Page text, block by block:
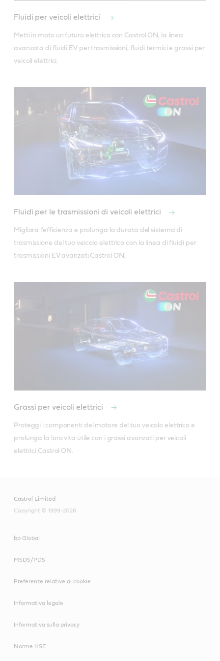
Il fluido termico per veicoli elettrici Castrol ON
con proprietà avanzate è stato sviluppato per
permettere una miglior gestione termica della
batteria dei veicoli elettrici. Le sue proprietà
Viscosità più bassa rispetto ai fluidi dielettrici
convenzionali come quelli per trasformatori, che
consentono un trasferimento di calore efficiente.
Ottimo isolamento elettrico e punto di
infiammabilità elevato per proteggere da guasti
Il risultato
*I vantaggi dei fluidi Castrol per EV sono stati dimostrati in fase
di sviluppo e test su misura. Maggiore autonomia¹, ricarica
rapida² e maggiore durata³.
¹Rispetto a un fluido per il primo riempimento di veicoli elettrici
destinato al mercato di massa ²Rispetto a un circuito a
Fluidi per veicoli elettrici
Metti in moto un futuro elettrico con Castrol ON, la linea
avanzata di fluidi EV per trasmissioni, fluidi termici e grassi per
veicoli elettrici.
Fluidi per le trasmissioni di veicoli elettrici
Migliora l’efficienza e prolunga la durata del sistema di
trasmissione del tuo veicolo elettrico con la linea di fluidi per
trasmissioni EV avanzati Castrol ON.
Grassi per veicoli elettrici
Proteggi i componenti del motore del tuo veicolo elettrico e
prolunga la loro vita utile con i grassi avanzati per veicoli
elettrici Castrol ON.
Castrol Limited
Copyright © 1999-2026
bp Global
MSDS/PDS
Preferenze relative ai cookie
Informativa legale
Informativa sulla privacy
Norme HSE